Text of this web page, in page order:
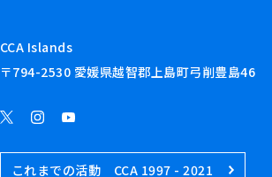
CCA Islands
〒794-2530 愛媛県越智郡上島町弓削豊島46
これまでの活動 CCA 1997 - 2021